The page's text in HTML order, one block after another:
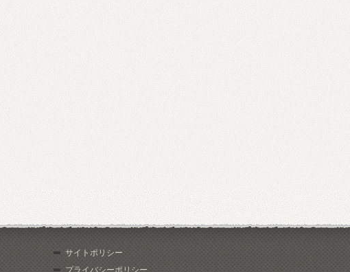
サイトポリシー
プライバシーポリシー